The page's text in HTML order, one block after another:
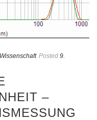
Wissenschaft Posted 9.
– V